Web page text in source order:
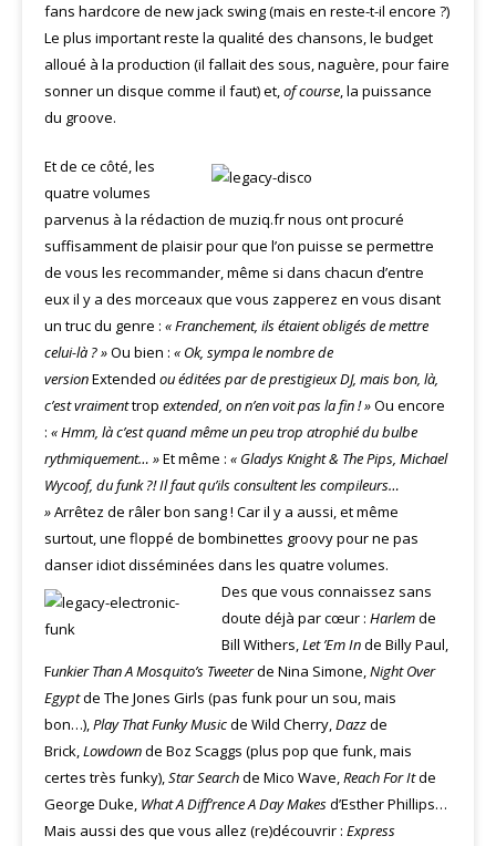
fans hardcore de new jack swing (mais en reste-t-il encore ?)
Le plus important reste la qualité des chansons, le budget
alloué à la production (il fallait des sous, naguère, pour faire
sonner un disque comme il faut) et,of course, la puissance
du groove.
Et de ce côté, les
quatre volumes
parvenus à la rédaction de muziq.fr nous ont procuré
suffisamment de plaisir pour que l’on puisse se permettre
de vous les recommander, même si dans chacun d’entre
eux il y a des morceaux que vous zapperez en vous disant
un truc du genre : « Franchement, ils étaient obligés de mettre
celui-là ? »Ou bien : « Ok, sympa le nombre de
versionExtended ou éditées par de prestigieux DJ, mais bon, là,
c’est vraimenttrop extended, on n’en voit pas la fin ! »Ou encore
: « Hmm, là c’est quand même un peu trop atrophié du bulbe
rythmiquement… »Et même : « Gladys Knight & The Pips, Michael
Wycoof, du funk ?! Il faut qu’ils consultent les compileurs…
»Arrêtez de râler bon sang ! Car il y a aussi, et même
surtout, une floppé de bombinettes groovy pour ne pas
danser idiot disséminées dans les quatre volumes.
Des que vous connaissez sans
doute déjà par cœur : Harlemde
Bill Withers,Let ’Em Inde Billy Paul,
Funkier Than A Mosquito’s Tweeterde Nina Simone,Night Over
Egyptde The Jones Girls (pas funk pour un sou, mais
bon…),Play That Funky Musicde Wild Cherry,Dazzde
Brick,Lowdownde Boz Scaggs (plus pop que funk, mais
certes très funky),Star Searchde Mico Wave,Reach For Itde
George Duke, What A Diff’rence A Day Makesd’Esther Phillips…
Mais aussi des que vous allez (re)découvrir : Express